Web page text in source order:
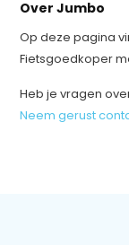
Over Jumbo
Op deze pagina
Fietsgoedkoper
Heb je vragen
Neem gerust